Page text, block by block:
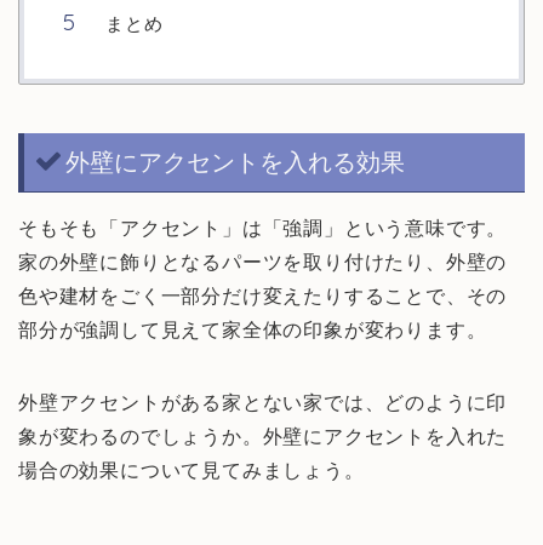
まとめ
外壁にアクセントを入れる効果
そもそも「アクセント」は「強調」という意味です。
家の外壁に飾りとなるパーツを取り付けたり、外壁の
色や建材をごく一部分だけ変えたりすることで、その
部分が強調して見えて家全体の印象が変わります。
外壁アクセントがある家とない家では、どのように印
象が変わるのでしょうか。外壁にアクセントを入れた
場合の効果について見てみましょう。